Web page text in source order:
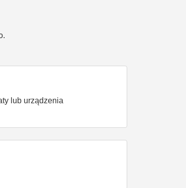
lub urządzenia